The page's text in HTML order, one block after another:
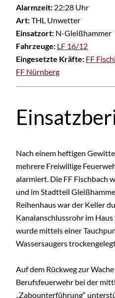
Alarmzeit: 22:28 Uhr
Art:THL Unwetter
Einsatzort: N-Gleißhammer
Fahrzeuge: LF 16/12
Eingesetzte Kräfte: FF
FF Nürnberg
Nach einem heftigen
mehrere Freiwillige
alarmiert. Die FF Fischbach
und im Stadtteil
Reihenhaus war der Keller
Kanalanschlussrohr im
wurde mittels einer
Wassersaugers
Auf dem Rückweg zur
Berufsfeuerwehr bei der
„Zabounterführung“